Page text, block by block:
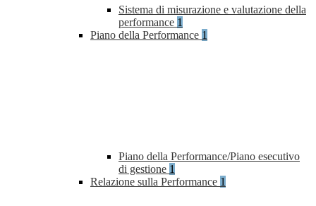
Sistema di misurazione e valutazione della
performance 1
Piano della Performance 1
Piano della Performance/Piano esecutivo
di gestione 1
Relazione sulla Performance 1